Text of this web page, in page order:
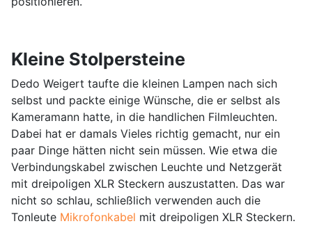
Kleine Stolpersteine
Dedo Weigert taufte die kleinen Lampen nach sich
selbst und packte einige Wünsche, die er selbst als
Kameramann hatte, in die handlichen Filmleuchten.
Dabei hat er damals Vieles richtig gemacht, nur ein
paar Dinge hätten nicht sein müssen. Wie etwa die
Verbindungskabel zwischen Leuchte und Netzgerät
mit dreipoligen XLR Steckern auszustatten. Das war
nicht so schlau, schließlich verwenden auch die
Tonleute Mikrofonkabel mit dreipoligen XLR Steckern.